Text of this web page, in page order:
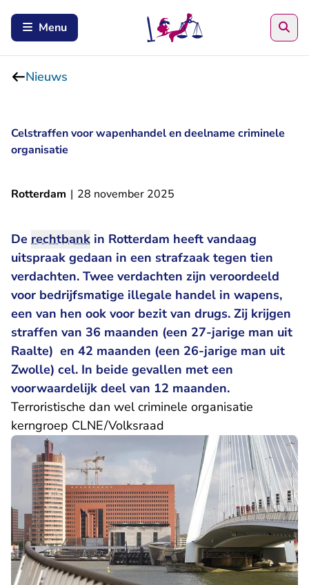
Menu
Nieuws
Celstraffen voor wapenhandel en deelname criminele
organisatie
Rotterdam | 28 november 2025
De rechtbank in Rotterdam heeft vandaag
uitspraak gedaan in een strafzaak tegen tien
verdachten. Twee verdachten zijn veroordeeld
voor bedrijfsmatige illegale handel in wapens,
een van hen ook voor bezit van drugs. Zij krijgen
straffen van 36 maanden (een 27-jarige man uit
Raalte) en 42 maanden (een 26-jarige man uit
Zwolle) cel. In beide gevallen met een
voorwaardelijk deel van 12 maanden.
Terroristische dan wel criminele organisatie
kerngroep CLNE/Volksraad